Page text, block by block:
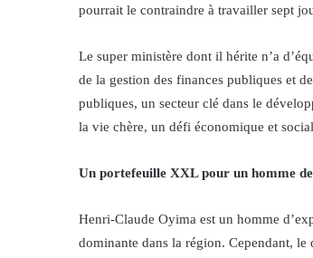
pourrait le contraindre à travailler sept
Le super ministère dont il hérite n’a
de la gestion des finances publiques et
publiques, un secteur clé dans le
la vie chère, un défi économique et
Un portefeuille XXL pour un homme
Henri-Claude Oyima est un homme
dominante dans la région. Cependant, le